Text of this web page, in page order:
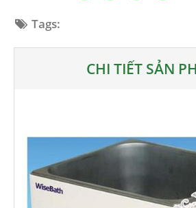
Tags:
CHI TIẾT SẢN